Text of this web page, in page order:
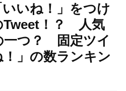
いね！」をつけ
Tweet！？ 人気
一つ？ 固定ツイ
」の数ランキン